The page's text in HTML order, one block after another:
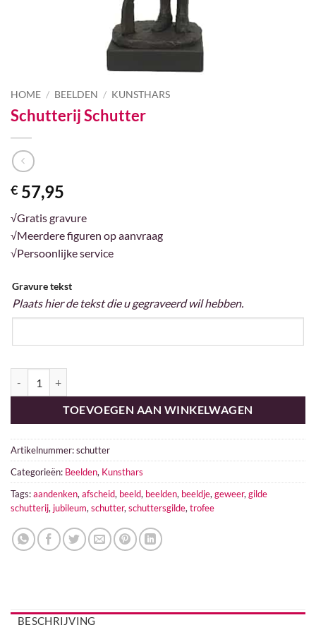
HOME / BEELDEN / KUNSTHARS
Schutterij Schutter
€ 57,95
√Gratis gravure
√Meerdere figuren op aanvraag
√Persoonlijke service
Gravure tekst
Plaats hier de tekst die u gegraveerd wil hebben.
TOEVOEGEN AAN WINKELWAGEN
Artikelnummer:schutter
Categorieën: Beelden, Kunsthars
Tags:aandenken,afscheid, beeld, beelden, beeldje,geweer,gilde
schutterij, jubileum,schutter,schuttersgilde,trofee
BESCHRIJVING